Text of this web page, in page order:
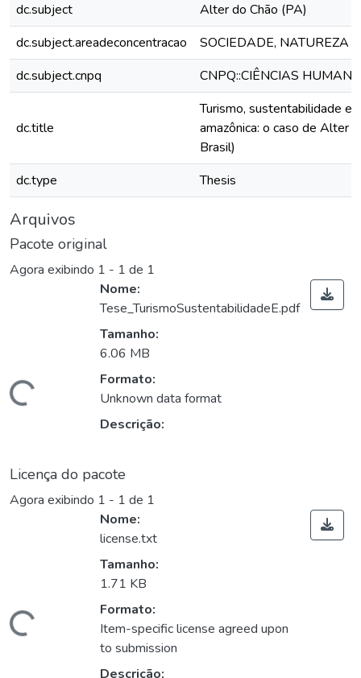
dc.subject
Alter do Chão (PA)
dc.subject.areadeconcentracao
SOCIEDADE, NATUREZA
dc.subject.cnpq
CNPQ::CIÊNCIAS
dc.title
Turismo, sustentabilidade e
amazônica: o caso de Alter
Brasil)
dc.type
Thesis
Arquivos
Pacote original
Agora exibindo 1 - 1 de 1
Nome:
Tese_TurismoSustentabilidadeE.pdf
Tamanho:
6.06 MB
Formato:
Unknown data format
Descrição:
Licença do pacote
Agora exibindo 1 - 1 de 1
Nome:
license.txt
Tamanho:
1.71 KB
Formato:
Item-specific license agreed upon
to submission
Descrição: